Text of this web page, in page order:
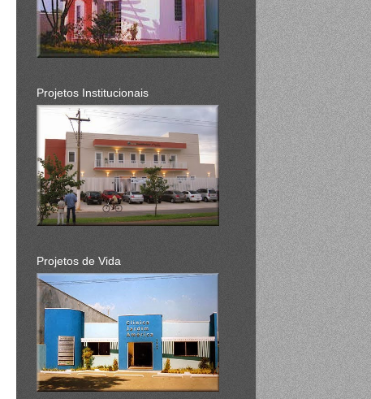
Projetos Institucionais
Projetos de Vida